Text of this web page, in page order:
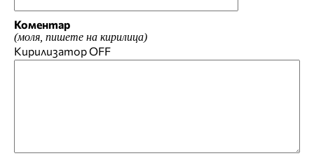
Коментар
(моля, пишете на кирилица)
КирилизаторOFF